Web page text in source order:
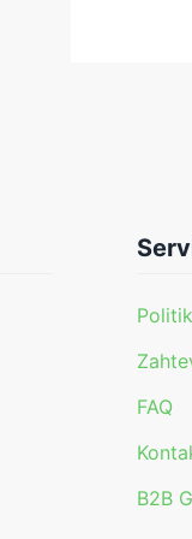
FAQ
B2B